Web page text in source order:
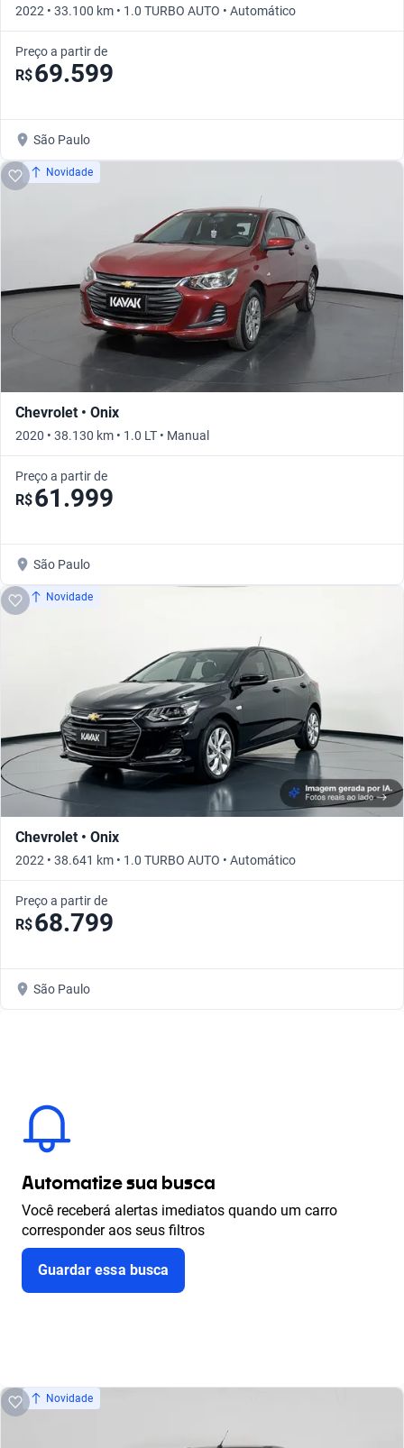
2022 • 33.100 km • 1.0 TURBO AUTO • Automático
Preço a partir de
R$69.599
São Paulo
Novidade
Chevrolet • Onix
2020 • 38.130 km • 1.0 LT • Manual
Preço a partir de
R$61.999
São Paulo
Novidade
Chevrolet • Onix
2022 • 38.641 km • 1.0 TURBO AUTO • Automático
Preço a partir de
R$68.799
São Paulo
Automatize sua busca
Você receberá alertas imediatos quando um carro
corresponder aos seus filtros
Guardar essa busca
Novidade